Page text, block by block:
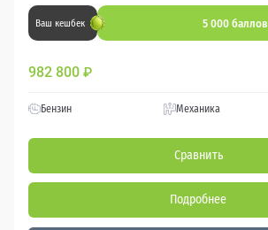
Ваш кешбек 5 000 баллов
982 800 ₽
Бензин Механика
Сравнить
Подробнее